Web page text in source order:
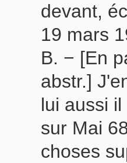
devant,
19 mars
B. − [En
abstr.]
lui aussi
sur Mai
choses